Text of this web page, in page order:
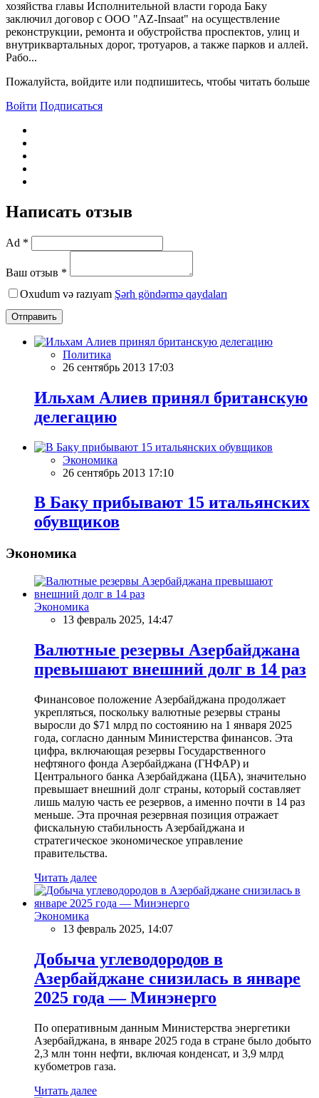
хозяйства главы Исполнительной власти города Баку
заключил договор с ООО "AZ-Insaat" на осуществление
реконструкции, ремонта и обустройства проспектов, улиц и
внутриквартальных дорог, тротуаров, а также парков и аллей.
Рабо...
Пожалуйста, войдите или подпишитесь, чтобы читать больше
Войти Подписаться
Написать отзыв
Ad *
Ваш отзыв *
Oxudum və razıyam Şərh göndərmə qaydaları
Отправить
Политика
26 сентябрь 2013 17:03
Ильхам Алиев принял британскую
делегацию
Экономика
26 сентябрь 2013 17:10
В Баку прибывают 15 итальянских
обувщиков
Экономика
Экономика
13 февраль 2025, 14:47
Валютные резервы Азербайджана
превышают внешний долг в 14 раз
Финансовое положение Азербайджана продолжает
укрепляться, поскольку валютные резервы страны
выросли до $71 млрд по состоянию на 1 января 2025
года, согласно данным Министерства финансов. Эта
цифра, включающая резервы Государственного
нефтяного фонда Азербайджана (ГНФАР) и
Центрального банка Азербайджана (ЦБА), значительно
превышает внешний долг страны, который составляет
лишь малую часть ее резервов, а именно почти в 14 раз
меньше. Эта прочная резервная позиция отражает
фискальную стабильность Азербайджана и
стратегическое экономическое управление
правительства.
Читать далее
Экономика
13 февраль 2025, 14:07
Добыча углеводородов в
Азербайджане снизилась в январе
2025 года — Минэнерго
По оперативным данным Министерства энергетики
Азербайджана, в январе 2025 года в стране было добыто
2,3 млн тонн нефти, включая конденсат, и 3,9 млрд
кубометров газа.
Читать далее